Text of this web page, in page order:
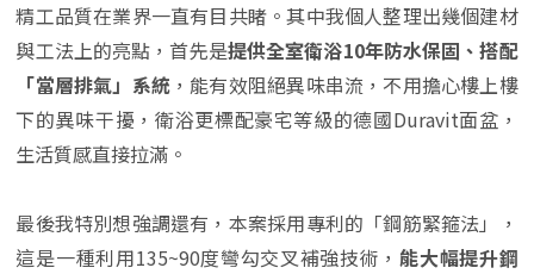
精工品質在業界一直有目共睹。其中我個人整理出幾個建材
與工法上的亮點，首先是提供全室衛浴10年防水保固、搭配
「當層排氣」系統 ，能有效阻絕異味串流，不用擔心樓上樓
下的異味干擾，衛浴更標配豪宅等級的德國Duravit面盆，
生活質感直接拉滿。
最後我特別想強調還有，本案採用專利的「鋼筋緊箍法」，
這是一種利用135~90度彎勾交叉補強技術，能大幅提升鋼